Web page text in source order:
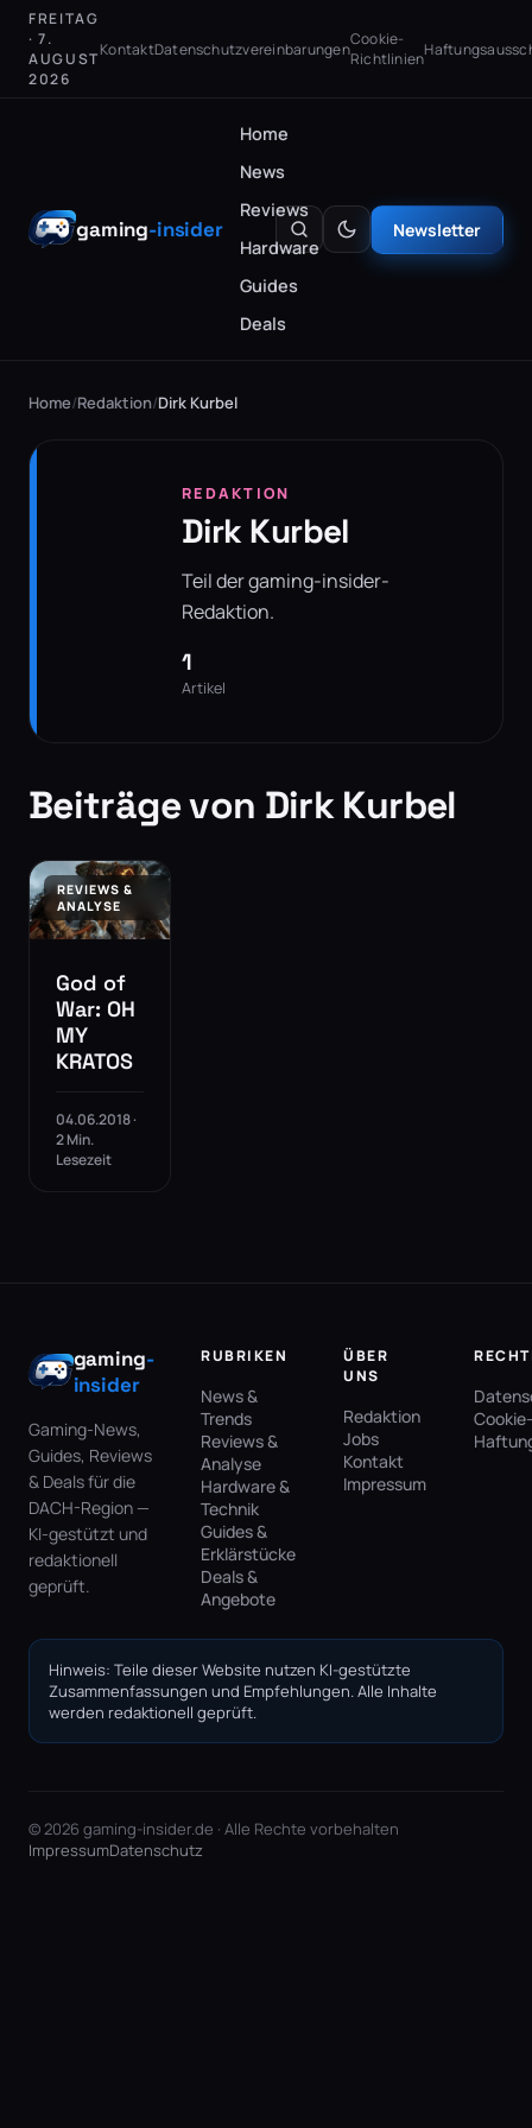
FREITAG
· 7.
AUGUST
2026
KontaktDatenschutzvereinbarungenCookie-
Richtlinien
gaming-insider
Home
News
Reviews
Hardware
Guides
Deals
Newsletter
Home/Redaktion/Dirk Kurbel
REDAKTION
Dirk Kurbel
Teil der gaming-insider-
Redaktion.
1
Artikel
Beiträge von Dirk Kurbel
REVIEWS &
ANALYSE
God of
War: OH
MY
KRATOS
04.06.2018 ·
2 Min.
Lesezeit
gaming-
insider
Gaming-News,
Guides, Reviews
& Deals für die
DACH-Region —
KI-gestützt und
redaktionell
geprüft.
RUBRIKEN
News &
Trends
Reviews &
Analyse
Hardware &
Technik
Guides &
Erklärstücke
Deals &
Angebote
ÜBER
UNS
Redaktion
Jobs
Kontakt
Impressum
Hinweis: Teile dieser Website nutzen KI-gestützte
Zusammenfassungen und Empfehlungen. Alle Inhalte
werden redaktionell geprüft.
© 2026 gaming-insider.de · Alle Rechte vorbehalten
ImpressumDatenschutz